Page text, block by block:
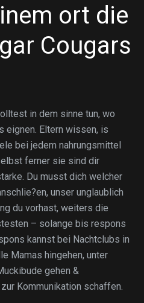
ort die
Cougars
in dem sinne tun, wo
eignen. Eltern wissen, is
bei jedem nahrungsmittel
ferner sie sind dir
Du musst dich welcher
unser unglaublich
du vorhast, weiters die
– solange bis respons
kannst bei Nachtclubs in
Mamas hingehen, unter
gehen &
Kommunikation schaffen.